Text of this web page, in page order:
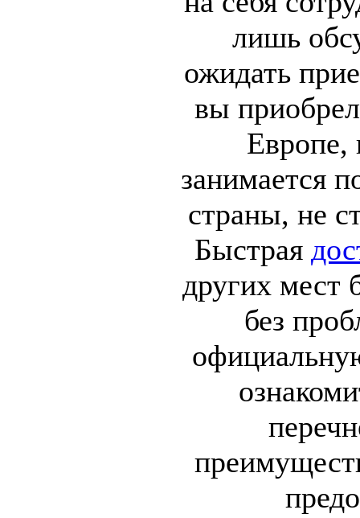
лишь
ожидать
вы
Европе,
занимается
страны, не
Быстрая
других мест
без